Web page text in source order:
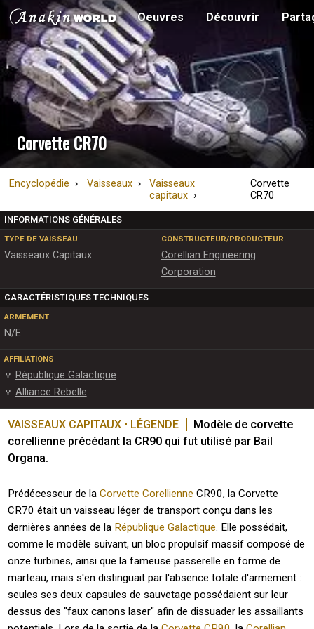
Oeuvres Découvrir
Corvette CR70
Encyclopédie Vaisseaux
Vaisseaux
capitaux
Corvette
CR70
INFORMATIONS GÉNÉRALES
TYPE DE VAISSEAU
Vaisseaux Capitaux
CONSTRUCTEUR/PRODUCTEUR
Corellian Engineering
Corporation
CARACTÉRISTIQUES TECHNIQUES
ARMEMENT
N/E
AFFILIATIONS
République Galactique
Alliance Rebelle
VAISSEAUX CAPITAUX • LÉGENDE
Modèle de corvette
corellienne précédant la CR90 qui fut utilisé par Bail
Organa.
Prédécesseur de laCorvette Corellienne CR90, la Corvette
CR70 était un vaisseau léger de transport conçu dans les
dernières années de la République Galactique. Elle possédait,
comme le modèle suivant, un bloc propulsif massif composé de
onze turbines, ainsi que la fameuse passerelle en forme de
marteau, mais s'en distinguait par l'absence totale d'armement :
seules ses deux capsules de sauvetage possédaient sur leur
dessus des "faux canons laser" afin de dissuader les assaillants